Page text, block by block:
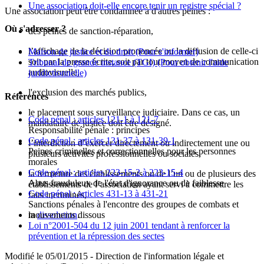
Une association peut être condamnée à d'autres peines :
des peines de sanction-réparation,
l’affichage de la décision prononcée ou la diffusion de celle-ci
soit par la presse écrite, soit par tout moyen de communication
audiovisuelle,
l'exclusion des marchés publics,
le placement sous surveillance judiciaire. Dans ce cas, un
mandataire de justice doit être désigné.
l’interdiction d’exercer directement ou indirectement une ou
plusieurs activités professionnelles ou sociales,
la fermeture des établissements ou de l’un ou de plusieurs des
établissements de l’association ayant servi à commettre les
faits incriminés,
ladissolution.
Une association doit-elle encore tenir un registre spécial ?
Où s'adresser ?
Maison de justice et du droit(Pour s'informer)
Tribunal de grande instance (TGI)(Pour obtenir l'aide
juridictionnelle)
Références
Code pénal : articles 121-1 à 121-7
Responsabilité pénale : principes
Code pénal : articles 131-37 à 131-39-1
Peines criminelles et correctionnelles pour les personnes
morales
Code pénal : articles 223-15-2 à 223-15-4
Abus frauduleux de l'état d'ignorance ou de faiblesse
Code pénal : articles 431-13 à 431-21
Sanctions pénales à l'encontre des groupes de combats et
mouvements dissous
Loi n°2001-504 du 12 juin 2001 tendant à renforcer la
prévention et la répression des sectes
Modifié le 05/01/2015 - Direction de l'information légale et